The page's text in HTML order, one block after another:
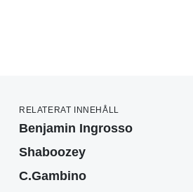
RELATERAT INNEHÅLL
Benjamin Ingrosso
Shaboozey
C.Gambino